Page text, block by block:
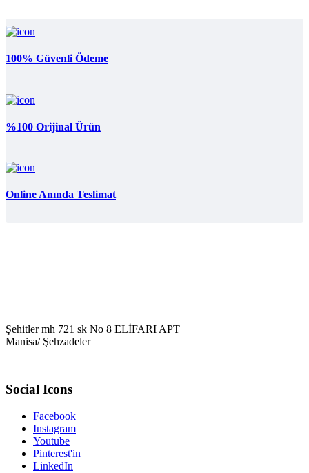
100% Güvenli Ödeme
%100 Orijinal Ürün
Online Anında Teslimat
Şehitler mh 721 sk No 8 ELİFARI APT
Manisa/ Şehzadeler
Social Icons
Facebook
Instagram
Youtube
Pinterest'in
LinkedIn